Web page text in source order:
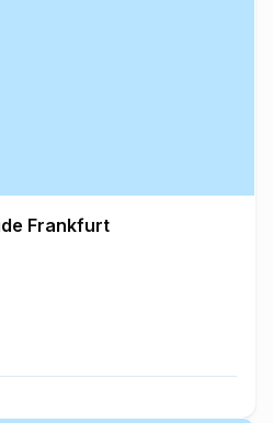
Frankfurt